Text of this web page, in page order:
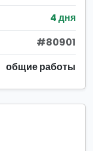
4 дня
#80901
общие работы